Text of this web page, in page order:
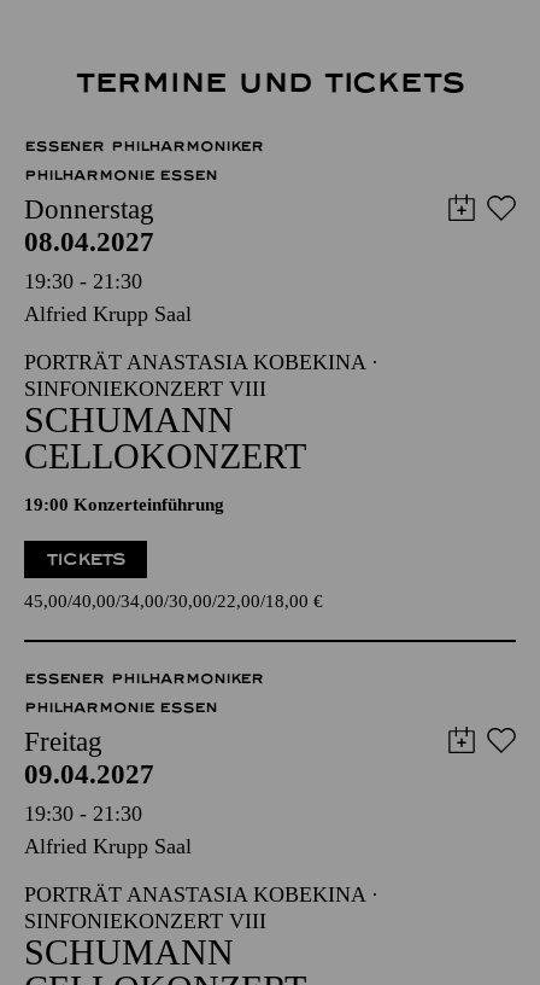
TERMINE UND TICKETS
ESSENER PHILHARMONIKER
PHILHARMONIE ESSEN
Donnerstag
08.04.2027
19:30 - 21:30
Alfried Krupp Saal
PORTRÄT ANASTASIA KOBEKINA ·
SINFONIEKONZERT VIII
SCHUMANN
CELLOKONZERT
19:00 Konzerteinführung
TICKETS
45,00 40,00 34,00 30,00 22,00 18,00 €
ESSENER PHILHARMONIKER
PHILHARMONIE ESSEN
Freitag
09.04.2027
19:30 - 21:30
Alfried Krupp Saal
PORTRÄT ANASTASIA KOBEKINA ·
SINFONIEKONZERT VIII
SCHUMANN